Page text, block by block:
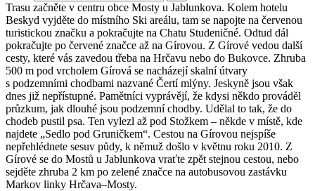
Trasu začněte v centru obce Mosty u Jablunkova. Kolem hotelu
Beskyd vyjděte do místního Ski areálu, tam se napojte na červenou
turistickou značku a pokračujte na Chatu Studeničné. Odtud dál
pokračujte po červené značce až na Gírovou. Z Gírové vedou další
cesty, které vás zavedou třeba na Hrčavu nebo do Bukovce. Zhruba
500 m pod vrcholem Gírová se nacházejí skalní útvary
s podzemními chodbami nazvané Čertí mlýny. Jeskyně jsou však
dnes již nepřístupné. Pamětníci vyprávějí, že kdysi někdo prováděl
průzkum, jak dlouhé jsou podzemní chodby. Udělal to tak, že do
chodeb pustil psa. Ten vylezl až pod Stožkem – někde v místě, kde
najdete „Sedlo pod Gruničkem“. Cestou na Gírovou nejspíše
nepřehlédnete sesuv půdy, k němuž došlo v květnu roku 2010. Z
Gírové se do Mostů u Jablunkova vraťte zpět stejnou cestou, nebo
sejděte zhruba 2 km po zelené značce na autobusovou zastávku
Markov linky Hrčava–Mosty.